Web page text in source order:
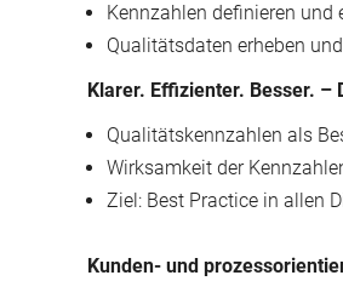
Kennzahlen definieren und
Qualitätsdaten erheben
Klarer. Effizienter. Besser. –
Qualitätskennzahlen als
Wirksamkeit der
Ziel: Best Practice in allen
Kunden- und